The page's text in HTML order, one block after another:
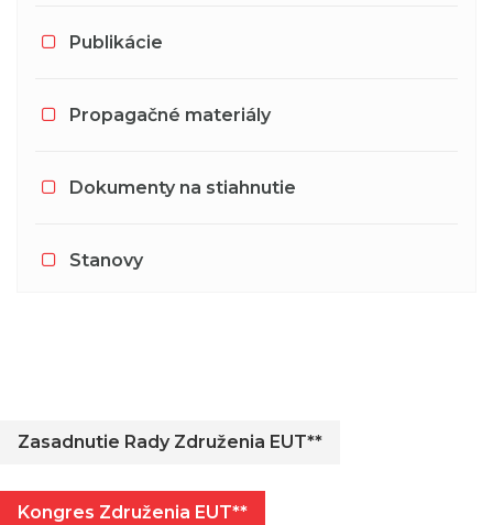
Publikácie
Propagačné materiály
Dokumenty na stiahnutie
Stanovy
Zasadnutie Rady Združenia EUT**
Kongres Združenia EUT**